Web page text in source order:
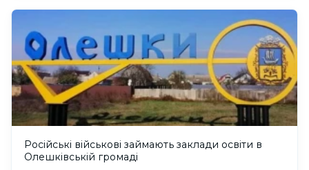
Російські військові займають заклади освіти в
Олешківській громаді